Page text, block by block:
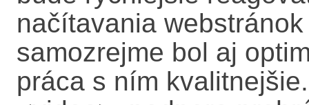
načítavania
samozrejme bol aj
práca s ním